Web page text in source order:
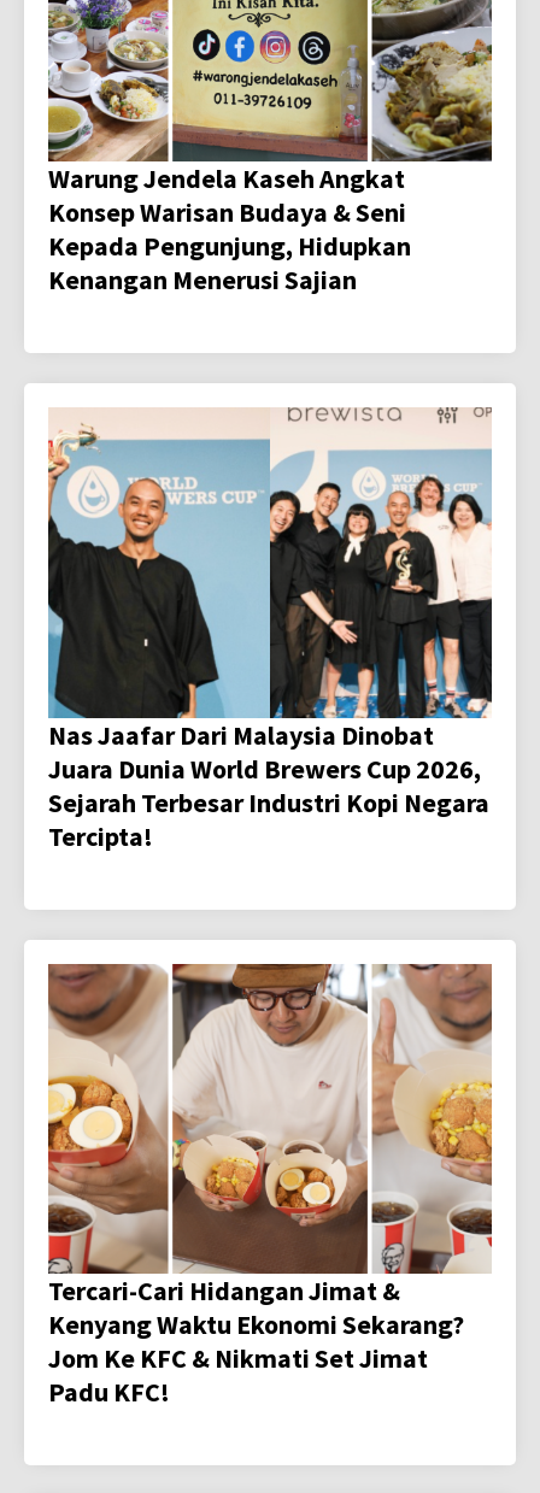
Warung Jendela Kaseh Angkat
Konsep Warisan Budaya & Seni
Kepada Pengunjung, Hidupkan
Kenangan Menerusi Sajian
Nas Jaafar Dari Malaysia Dinobat
Juara Dunia World Brewers Cup 2026,
Sejarah Terbesar Industri Kopi Negara
Tercipta!
Tercari-Cari Hidangan Jimat &
Kenyang Waktu Ekonomi Sekarang?
Jom Ke KFC & Nikmati Set Jimat
Padu KFC!